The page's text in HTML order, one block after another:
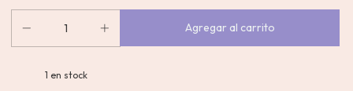
1 en stock